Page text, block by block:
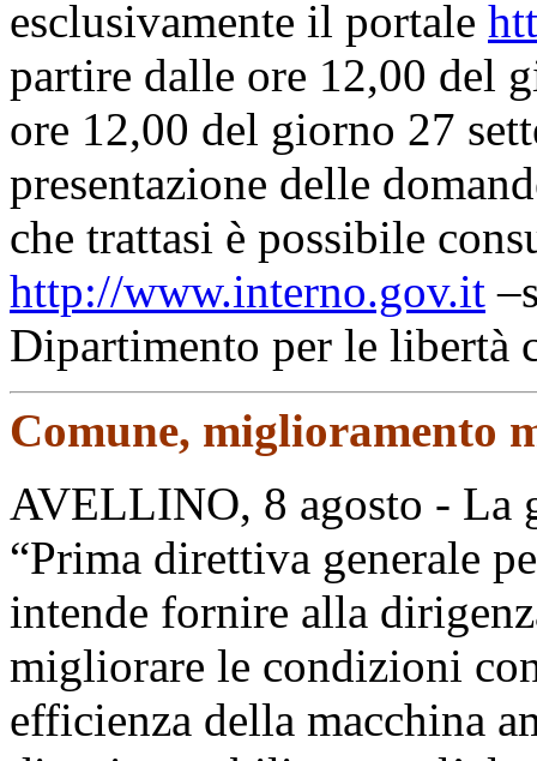
esclusivamente il portale
partire dalle ore 12,00 del
ore 12,00 del giorno 27
presentazione delle
che trattasi è possibile
http://www.interno.gov.it
Dipartimento per le libertà
Comune, miglioramento
AVELLINO, 8 agosto - La
“Prima direttiva generale
intende fornire alla
migliorare le condizioni
efficienza della macchina